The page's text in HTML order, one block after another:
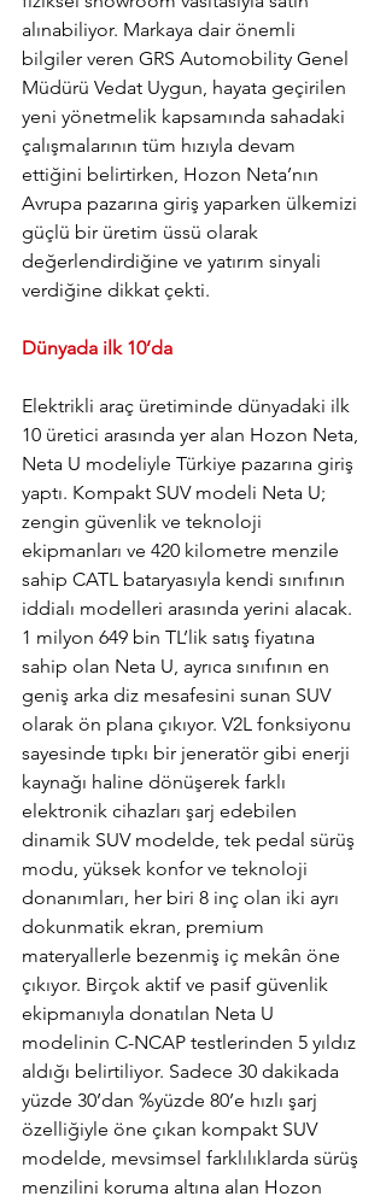
alınabiliyor. Markaya dair önemli
bilgiler veren GRS Automobility Genel
Müdürü Vedat Uygun, hayata geçirilen
yeni yönetmelik kapsamında sahadaki
çalışmalarının tüm hızıyla devam
ettiğini belirtirken, Hozon Neta’nın
Avrupa pazarına giriş yaparken ülkemizi
güçlü bir üretim üssü olarak
değerlendirdiğine ve yatırım sinyali
verdiğine dikkat çekti.
Dünyada ilk 10’da
Elektrikli araç üretiminde dünyadaki ilk
10 üretici arasında yer alan Hozon Neta,
Neta U modeliyle Türkiye pazarına giriş
yaptı. Kompakt SUV modeli Neta U;
zengin güvenlik ve teknoloji
ekipmanları ve 420 kilometre menzile
sahip CATL bataryasıyla kendi sınıfının
iddialı modelleri arasında yerini alacak.
1 milyon 649 bin TL’lik satış fiyatına
sahip olan Neta U, ayrıca sınıfının en
geniş arka diz mesafesini sunan SUV
olarak ön plana çıkıyor. V2L fonksiyonu
sayesinde tıpkı bir jeneratör gibi enerji
kaynağı haline dönüşerek farklı
elektronik cihazları şarj edebilen
dinamik SUV modelde, tek pedal sürüş
modu, yüksek konfor ve teknoloji
donanımları, her biri 8 inç olan iki ayrı
dokunmatik ekran, premium
materyallerle bezenmiş iç mekân öne
çıkıyor. Birçok aktif ve pasif güvenlik
ekipmanıyla donatılan Neta U
modelinin C-NCAP testlerinden 5 yıldız
aldığı belirtiliyor. Sadece 30 dakikada
yüzde 30’dan %yüzde 80’e hızlı şarj
özelliğiyle öne çıkan kompakt SUV
modelde, mevsimsel farklılıklarda sürüş
menzilini koruma altına alan Hozon